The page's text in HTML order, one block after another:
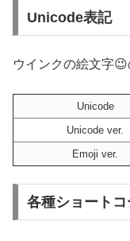
Unicode表記
ウインクの絵文字
Unicode
Unicode ver.
Emoji ver.
各種ショートコ